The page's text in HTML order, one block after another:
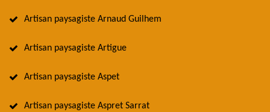
Artisan paysagiste Arnaud Guilhem
Artisan paysagiste Artigue
Artisan paysagiste Aspet
Artisan paysagiste Aspret Sarrat